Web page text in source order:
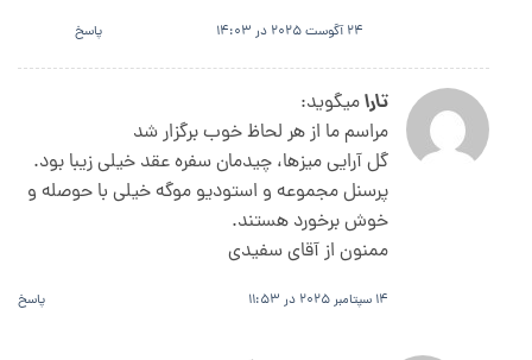
24 آگوست 2025 در 14:03 پاسخ
تارامیگوید:
مراسم ما از هر لحاظ خوب برگزار شد
گل آرایی میزها، چیدمان سفره عقد خیلی زیبا بود.
پرسنل مجموعه و استودیو موگه خیلی با حوصله و
خوش برخورد هستند.
ممنون از آقای سفیدی
14 سپتامبر 2025 در 11:53 پاسخ